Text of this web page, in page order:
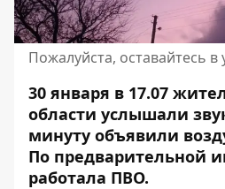
Пожалуйста, оставайтесь в
30 января в 17.07
области услышали
минуту объявили
По предварительной
работала ПВО.